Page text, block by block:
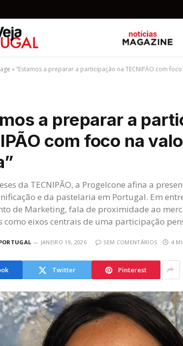
»“Estamos a preparar a participação na TECNIPÃO com
a preparar a
com foco na
da TECNIPÃO, a Progelcone afina a
e da pastelaria em Portugal. Em
de Marketing, fala de proximidade ao
como eixos centrais de uma participação
JANEIRO 19, 2026 SEM COMENTÁRIOS 4
Twitter Pinterest